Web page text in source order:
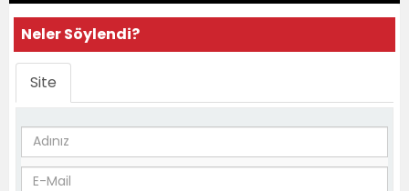
Neler Söylendi?
Site